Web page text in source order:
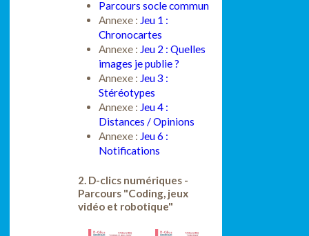
Parcours socle commun
Annexe : Jeu 1 :
Chronocartes
Annexe : Jeu 2 : Quelles
images je publie ?
Annexe : Jeu 3 :
Stéréotypes
Annexe : Jeu 4 :
Distances / Opinions
Annexe : Jeu 6 :
Notifications
2. D-clics numériques -
Parcours "Coding, jeux
vidéo et robotique"